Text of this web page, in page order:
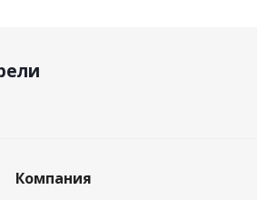
Компания